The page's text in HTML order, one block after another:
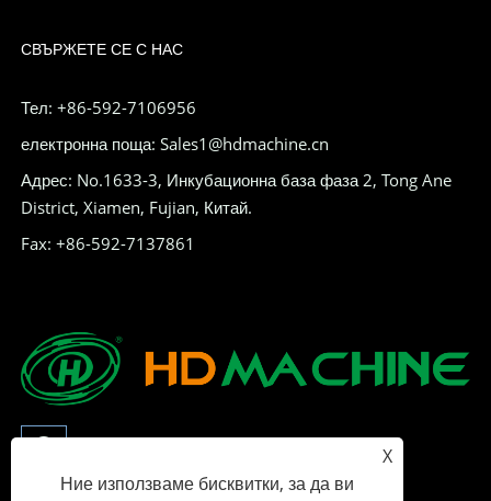
СВЪРЖЕТЕ СЕ С НАС
Тел: +86-592-7106956
електронна поща: Sales1@hdmachine.cn
Адрес: No.1633-3, Инкубационна база фаза 2, Tong Ane
District, Xiamen, Fujian, Китай.
Fax: +86-592-7137861
X
Ние използваме бисквитки, за да ви